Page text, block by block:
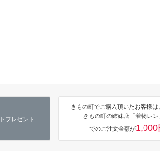
プレゼント
きもの町でご購入頂いたお客様は
きもの町の姉妹店「着物レン
でのご注文金額が1,000